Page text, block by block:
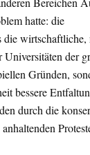
hatte: die
wirtschaftliche,
der
Gründen,
bessere
durch die